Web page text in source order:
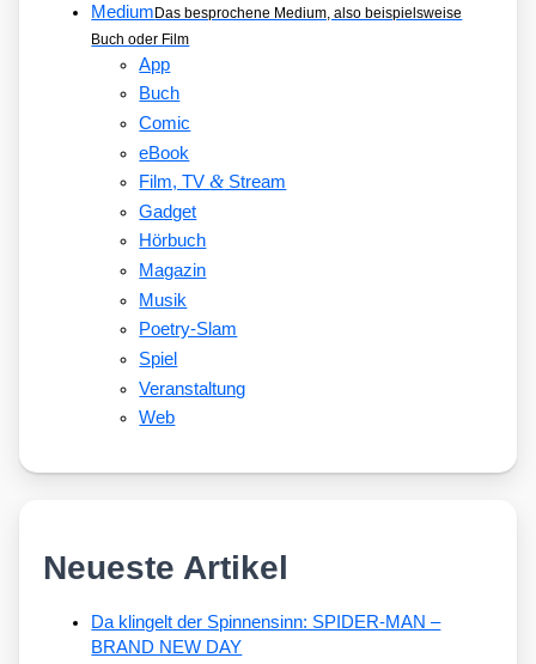
MediumDas besprochene Medium, also beispielsweise
Buch oder Film
App
Buch
Comic
eBook
Film, TV&Stream
Gadget
Hörbuch
Magazin
Musik
Poetry-Slam
Spiel
Veranstaltung
Web
Neueste Artikel
Da klingelt der Spinnensinn: SPIDER-MAN –
BRAND NEW DAY